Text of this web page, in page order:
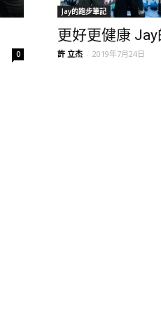
0
Jay的跑步筆記
更好更健康 Jay
許 立杰 - 2019年7月24日